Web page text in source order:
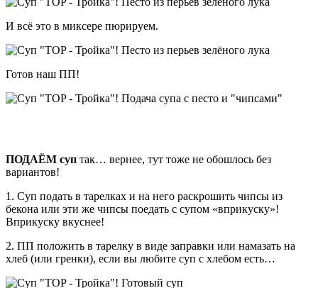
И всё это в миксере пюрируем.
Готов наш ПП!
ПОДАЁМ суп так… вернее, тут тоже не обошлось без
вариантов!
1. Суп подать в тарелках и на него раскрошить чипсы из
бекона или эти же чипсы поедать с супом «вприкуску»!
Вприкуску вкуснее!
2. ПП положить в тарелку в виде заправки или намазать на
хлеб (или гренки), если вы любите суп с хлебом есть…